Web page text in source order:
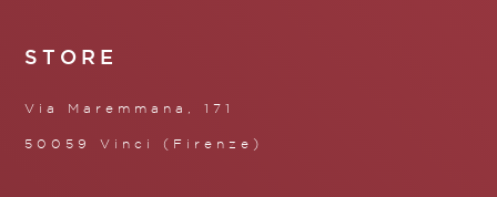
STORE
Via Maremmana, 171
50059 Vinci (Firenze)